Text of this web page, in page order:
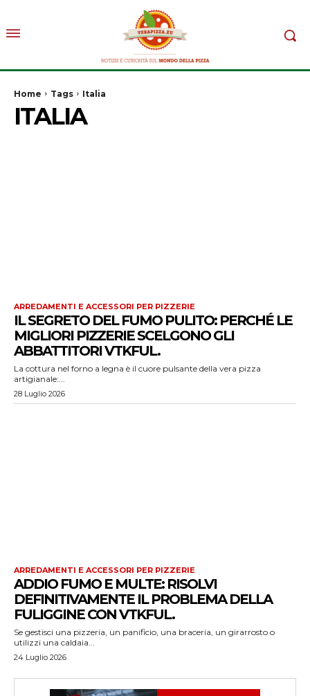
Home Tags Italia
ITALIA
ARREDAMENTI E ACCESSORI PER PIZZERIE
IL SEGRETO DEL FUMO PULITO: PERCHÉ LE
MIGLIORI PIZZERIE SCELGONO GLI
ABBATTITORI VTKFUL.
La cottura nel forno a legna è il cuore pulsante della vera pizza
artigianale:...
28 Luglio 2026
ARREDAMENTI E ACCESSORI PER PIZZERIE
ADDIO FUMO E MULTE: RISOLVI
DEFINITIVAMENTE IL PROBLEMA DELLA
FULIGGINE CON VTKFUL.
Se gestisci una pizzeria, un panificio, una braceria, un girarrosto o
utilizzi una caldaia...
24 Luglio 2026